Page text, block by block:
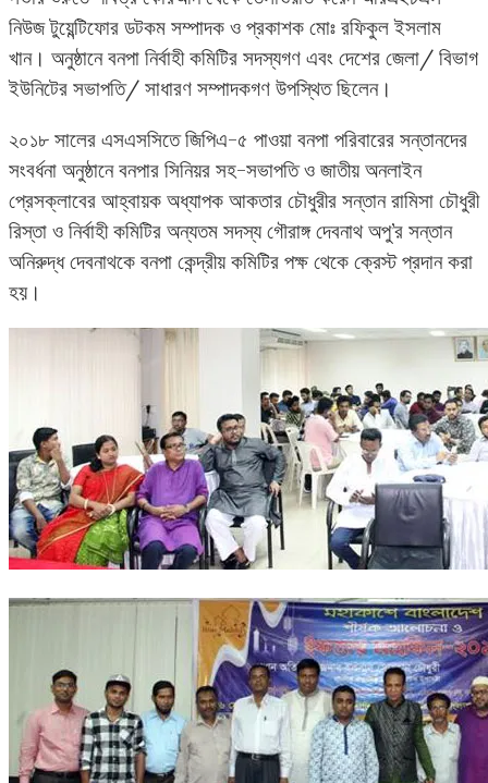
নিউজ টুয়েন্টিফোর ডটকম সম্পাদক ও প্রকাশক মোঃ রফিকুল ইসলাম
খান। অনুষ্ঠানে বনপা নির্বাহী কমিটির সদস্যগণ এবং দেশের জেলা/ বিভাগ
ইউনিটের সভাপতি/ সাধারণ সম্পাদকগণ উপস্থিত ছিলেন।
২০১৮ সালের এসএসসিতে জিপিএ-৫ পাওয়া বনপা পরিবারের সন্তানদের
সংবর্ধনা অনুষ্ঠানে বনপার সিনিয়র সহ-সভাপতি ও জাতীয় অনলাইন
প্রেসক্লাবের আহ্বায়ক অধ্যাপক আকতার চৌধুরীর সন্তান রামিসা চৌধুরী
রিস্তা ও নির্বাহী কমিটির অন্যতম সদস্য গৌরাঙ্গ দেবনাথ অপু’র সন্তান
অনিরুদ্ধ দেবনাথকে বনপা কেন্দ্রীয় কমিটির পক্ষ থেকে ক্রেস্ট প্রদান করা
হয়।